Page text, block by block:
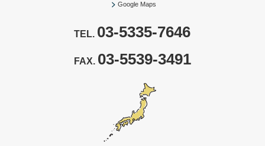
Google Maps
TEL. 03-5335-7646
FAX. 03-5539-3491